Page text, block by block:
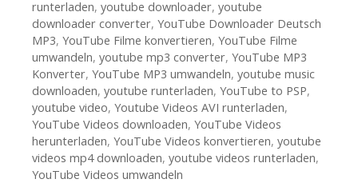
runterladen, youtube downloader, youtube
downloader converter, YouTube Downloader Deutsch
MP3, YouTube Filme konvertieren, YouTube Filme
umwandeln, youtube mp3 converter, YouTube MP3
Konverter, YouTube MP3 umwandeln, youtube music
downloaden, youtube runterladen, YouTube to PSP,
youtube video, Youtube Videos AVI runterladen,
YouTube Videos downloaden, YouTube Videos
herunterladen, YouTube Videos konvertieren, youtube
videos mp4 downloaden, youtube videos runterladen,
YouTube Videos umwandeln